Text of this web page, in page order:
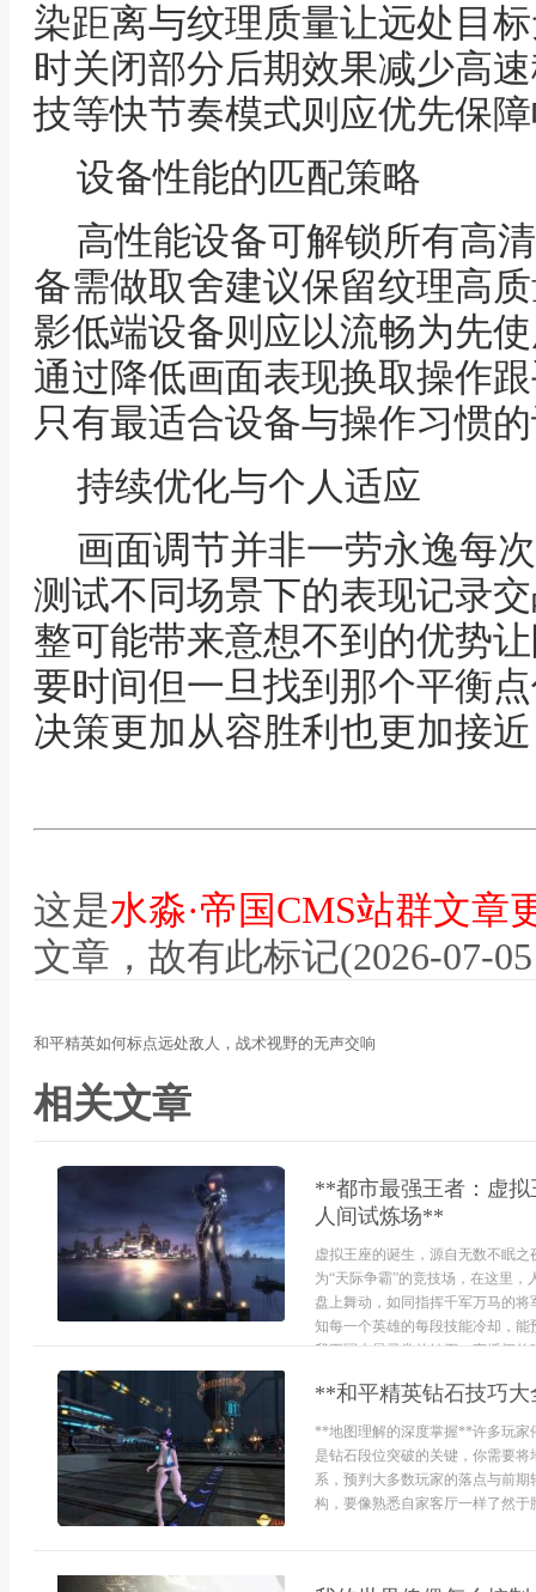
染距离与纹理质量让远处目
时关闭部分后期效果减少高
技等快节奏模式则应优先保
设备性能的匹配策略
高性能设备可解锁所有高
备需做取舍建议保留纹理高
影低端设备则应以流畅为先
通过降低画面表现换取操作
只有最适合设备与操作习惯
持续优化与个人适应
画面调节并非一劳永逸每
测试不同场景下的表现记录
整可能带来意想不到的优势
要时间但一旦找到那个平衡
决策更加从容胜利也更加接近
这是水淼·帝国CMS站群文章
文章，故有此标记(2026-07-
和平精英如何标点远处敌人，战术视野的无声交响
相关文章
**都市最强王者：虚
人间试炼场**
虚拟王座的诞生，源自无数不眠
为“天际争霸”的竞技场，在这里
盘上舞动，如同指挥千军万马的
知每一个英雄的每段技能冷却，
我王冠上最寻常的钻石，直播间的
**和平精英钻石技巧
**地图理解的深度掌握**许多玩家
是钻石段位突破的关键，你需要
系，预判大多数玩家的落点与前
构，要像熟悉自家客厅一样了然